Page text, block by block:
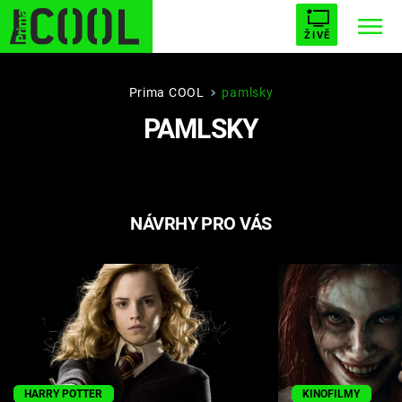
ŽIVĚ
STARHOUSE BUFFY, PŘEMOŽITELKA UPÍRŮ
PLNEJ KOTEL AVENGERS 5
Seriály
Hry
Prima COOL pamlsky
PAMLSKY
NÁVRHY PRO VÁS
HARRY POTTER KINOFILMY